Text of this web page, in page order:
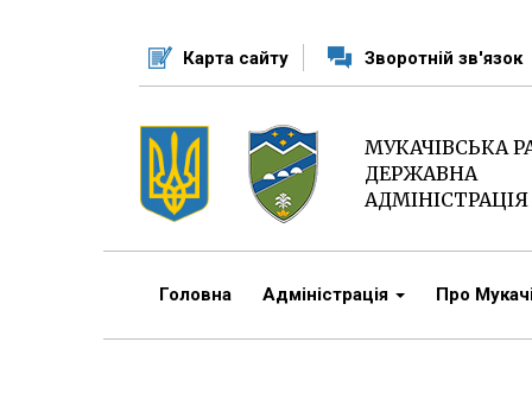
Карта сайту Зворотній зв'язок
МУКАЧІВСЬКА
ДЕРЖАВНА
АДМІНІСТРАЦІЯ
Головна Адміністрація Про